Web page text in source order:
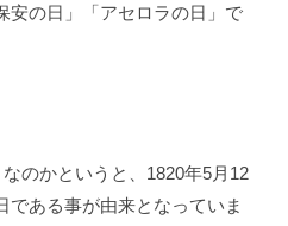
安の日」「アセロラの日」で
のかというと、1820年5⽉12
である事が由来となっていま